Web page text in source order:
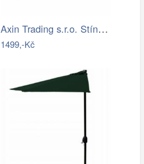
Axin Trading s.r.o. Stínící plachta…
1499,-Kč